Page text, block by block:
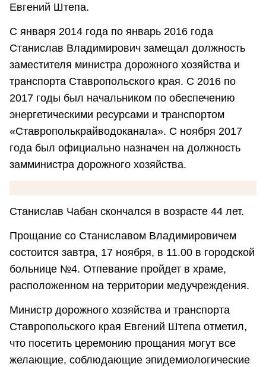
Евгений Штепа.
С января 2014 года по январь 2016 года
Станислав Владимирович замещал должность
заместителя министра дорожного хозяйства и
транспорта Ставропольского края. С 2016 по
2017 годы был начальником по обеспечению
энергетическими ресурсами и транспортом
«Ставрополькрайводоканала». С ноября 2017
года был официально назначен на должность
замминистра дорожного хозяйства.
Станислав Чабан скончался в возрасте 44 лет.
Прощание со Станиславом Владимировичем
состоится завтра, 17 ноября, в 11.00 в городской
больнице №4. Отпевание пройдет в храме,
расположенном на территории медучреждения.
Министр дорожного хозяйства и транспорта
Ставропольского края Евгений Штепа отметил,
что посетить церемонию прощания могут все
желающие, соблюдающие эпидемиологические